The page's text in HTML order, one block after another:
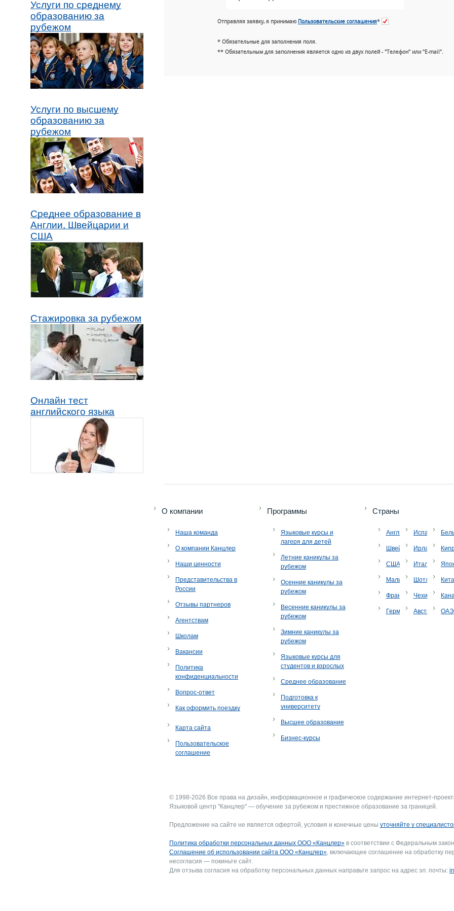
Услуги по среднему
образованию за
рубежом
Услуги по высшему
образованию за
рубежом
Среднее образование в
Англии, Швейцарии и
США
Стажировка за рубежом
Онлайн тест
английского языка
Отправляя заявку, я принимаю Пользовательские соглашения*
* Обязательные для заполнения поля.
** Обязательным для заполнения является одно из двух полей - "Телефон" или "E-mail".
O компании
Наша команда
О компании Канцлер
Наши ценности
Представительства в
России
Отзывы партнеров
Агентствам
Школам
Вакансии
Политика
конфиденциальности
Вопрос-ответ
Как оформить поездку
Карта сайта
Пользовательское
соглашение
Программы
Языковые курсы и
лагеря для детей
Летние каникулы за
рубежом
Осенние каникулы за
рубежом
Весенние каникулы за
рубежом
Зимние каникулы за
рубежом
Языковые курсы для
студентов и взрослых
Среднее образование
Подготовка к
университету
Высшее образование
Бизнес-курсы
Страны
Англия
Швейцария
США
Мальта
Франция
Германия
Испания
Ирландия
Италия
Шотландия
Чехия
Австрия
Кипр
ОАЭ
© 1998-2026 Все права на дизайн, информационное и графическое содержание интернет-
Языковой центр "Канцлер" — обучение за рубежом и престижное образование за границей.
Предложение на сайте не является офертой, условия и конечные цены уточняйте у
Политика обработки персональных данных ООО «Канцлер» в соответствии с Федеральным
Соглашение об использовании сайта ООО «Канцлер», включающее соглашение на обработку
несогласия — покиньте сайт.
Для отзыва согласия на обработку персональных данных направьте запрос на адрес эл. почты: